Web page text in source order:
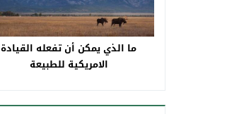
ما الذي يمكن أن تفعله القيادة
الامريكية للطبيعة